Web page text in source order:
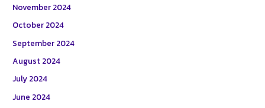
November 2024
October 2024
September 2024
August 2024
July 2024
June 2024